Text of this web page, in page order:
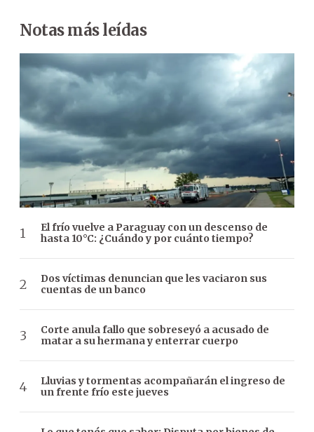
Notas más leídas
El frío vuelve a Paraguay con un descenso de
hasta 10°C: ¿Cuándo y por cuánto tiempo?
Dos víctimas denuncian que les vaciaron sus
cuentas de un banco
Corte anula fallo que sobreseyó a acusado de
matar a su hermana y enterrar cuerpo
Lluvias y tormentas acompañarán el ingreso de
un frente frío este jueves